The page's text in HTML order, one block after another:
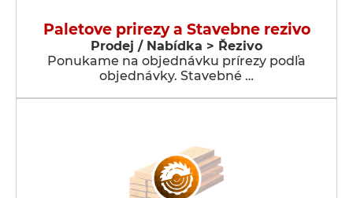
Paletove prirezy a Stavebne rezivo
Prodej / Nabídka > Řezivo
Ponukame na objednávku prírezy podľa
objednávky. Stavebné …